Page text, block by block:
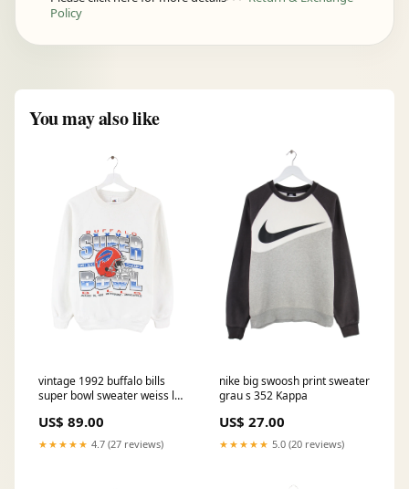
Policy
You may also like
vintage 1992 buffalo bills
super bowl sweater weiss l
US$ 89.00
★★★★★ 4.7 (27 reviews)
nike big swoosh print sweater
grau s 352 Kappa
US$ 27.00
★★★★★ 5.0 (20 reviews)